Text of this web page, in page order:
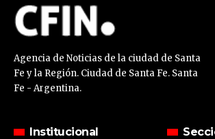
Agencia de Noticias de la ciudad de Santa
Fe y la Región. Ciudad de Santa Fe. Santa
Fe - Argentina.
Institucional